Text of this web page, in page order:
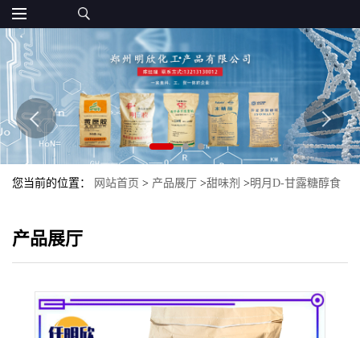
您当前的位置： 网站首页 > 产品展厅 >甜味剂 >明月D-甘露糖醇食
产品展厅